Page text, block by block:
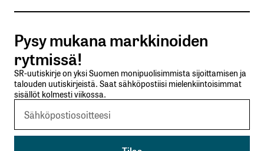
Tilaa SalkunRakentajan uutiskirje
Lähetä kommentti
Pysy mukana markkinoiden
rytmissä!
SR-uutiskirje on yksi Suomen monipuolisimmista sijoittamisen ja
talouden uutiskirjeistä. Saat sähköpostiisi mielenkiintoisimmat
sisällöt kolmesti viikossa.